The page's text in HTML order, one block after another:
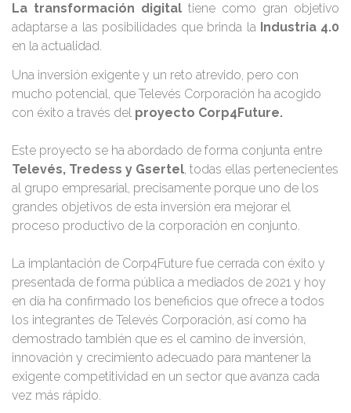
La transformación digital tiene como gran objetivo
adaptarse a las posibilidades que brinda laIndustria 4.0
en la actualidad.
Una inversión exigente y un reto atrevido, pero con
mucho potencial, que Televés Corporación ha acogido
con éxito a través del proyecto Corp4Future.
Este proyecto se ha abordado de forma conjunta entre
Televés, Tredess y Gsertel, todas ellas pertenecientes
al grupo empresarial, precisamente porque uno de los
grandes objetivos de esta inversión era mejorar el
proceso productivo de la corporación en conjunto.
La implantación de Corp4Future fue cerrada con éxito y
presentada de forma pública a mediados de 2021 y hoy
en día ha confirmado los beneficios que ofrece a todos
los integrantes de Televés Corporación, así como ha
demostrado también que es el camino de inversión,
innovación y crecimiento adecuado para mantener la
exigente competitividad en un sector que avanza cada
vez más rápido.